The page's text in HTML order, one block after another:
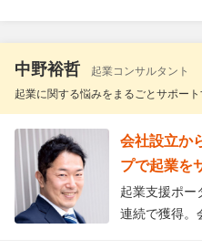
中野裕哲
起業コンサルタント
起業に関する悩みをまるごとサポー
会社設立か
プで起業を
起業支援ポー
連続で獲得。